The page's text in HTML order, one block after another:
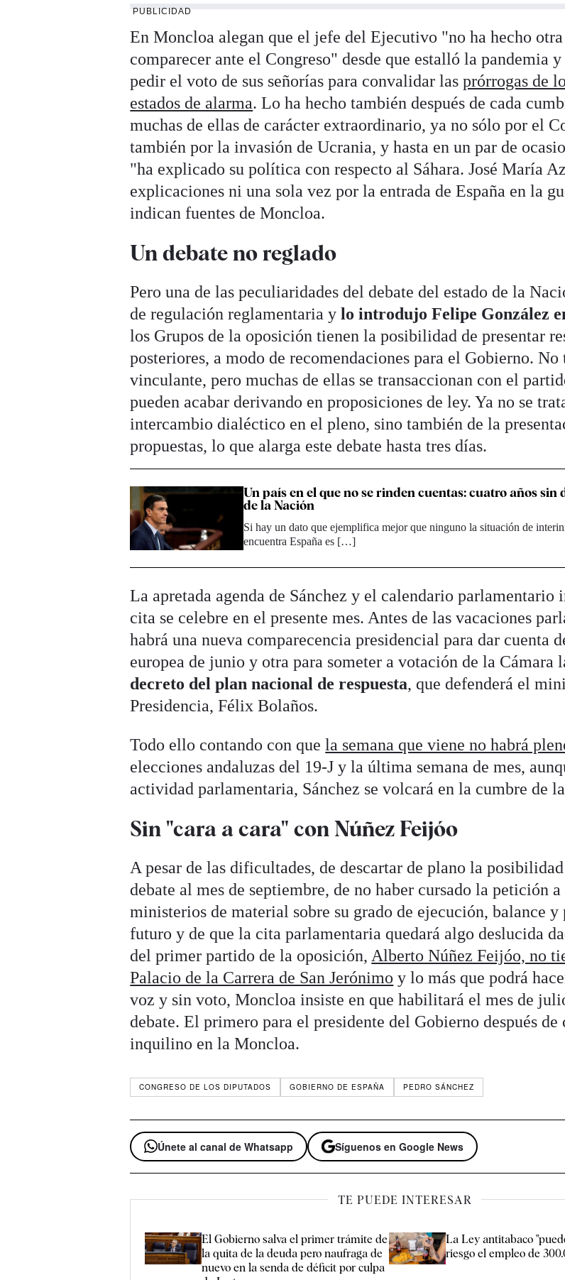
PUBLICIDAD
En Moncloa alegan que el jefe del Ejecutivo "no ha hecho otra
comparecer ante el Congreso" desde que estalló la pandemia
pedir el voto de sus señorías para convalidar lasprórrogas de
estados de alarma. Lo ha hecho también después de cada
muchas de ellas de carácter extraordinario, ya no sólo por el
también por la invasión de Ucrania, y hasta en un par de
"ha explicado su política con respecto al Sáhara. José María
explicaciones ni una sola vez por la entrada de España en la
indican fuentes de Moncloa.
Un debate no reglado
Pero una de las peculiaridades del debate del estado de la
de regulación reglamentaria ylo introdujo Felipe González
los Grupos de la oposición tienen la posibilidad de presentar
posteriores, a modo de recomendaciones para el Gobierno. No
vinculante, pero muchas de ellas se transaccionan con el
pueden acabar derivando en proposiciones de ley. Ya no se
intercambio dialéctico en el pleno, sino también de la
propuestas, lo que alarga este debate hasta tres días.
Un país en el que no se rinden cuentas: cuatro años sin
de la Nación
Si hay un dato que ejemplifica mejor que ninguno la situación de
encuentra España es […]
La apretada agenda de Sánchez y el calendario parlamentario
cita se celebre en el presente mes. Antes de las vacaciones
habrá una nueva comparecencia presidencial para dar cuenta
europea de junio y otra para someter a votación de la Cámara
decreto del plan nacional de respuesta, que defenderá el
Presidencia, Félix Bolaños.
Todo ello contando con quela semana que viene no habrá
elecciones andaluzas del 19-J y la última semana de mes,
actividad parlamentaria, Sánchez se volcará en la cumbre de
Sin "cara a cara" con Núñez Feijóo
A pesar de las dificultades, de descartar de plano la
debate al mes de septiembre, de no haber cursado la petición
ministerios de material sobre su grado de ejecución, balance y
futuro y de que la cita parlamentaria quedará algo deslucida
del primer partido de la oposición,Alberto Núñez Feijóo, no
Palacio de la Carrera de San Jerónimo y lo más que podrá
voz y sin voto, Moncloa insiste en que habilitará el mes de
debate. El primero para el presidente del Gobierno después de
inquilino en la Moncloa.
CONGRESO DE LOS DIPUTADOS GOBIERNO DE ESPAÑA PEDRO SÁNCHEZ
Únete al canal de Whatsapp Síguenos en Google News
TE PUEDE INTERESAR
El Gobierno salva el primer trámite de
la quita de la deuda pero naufraga de
nuevo en la senda de déficit por culpa
La Ley antitabaco
riesgo el empleo de